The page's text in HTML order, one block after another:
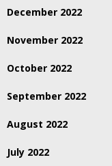
December 2022
November 2022
October 2022
September 2022
August 2022
July 2022